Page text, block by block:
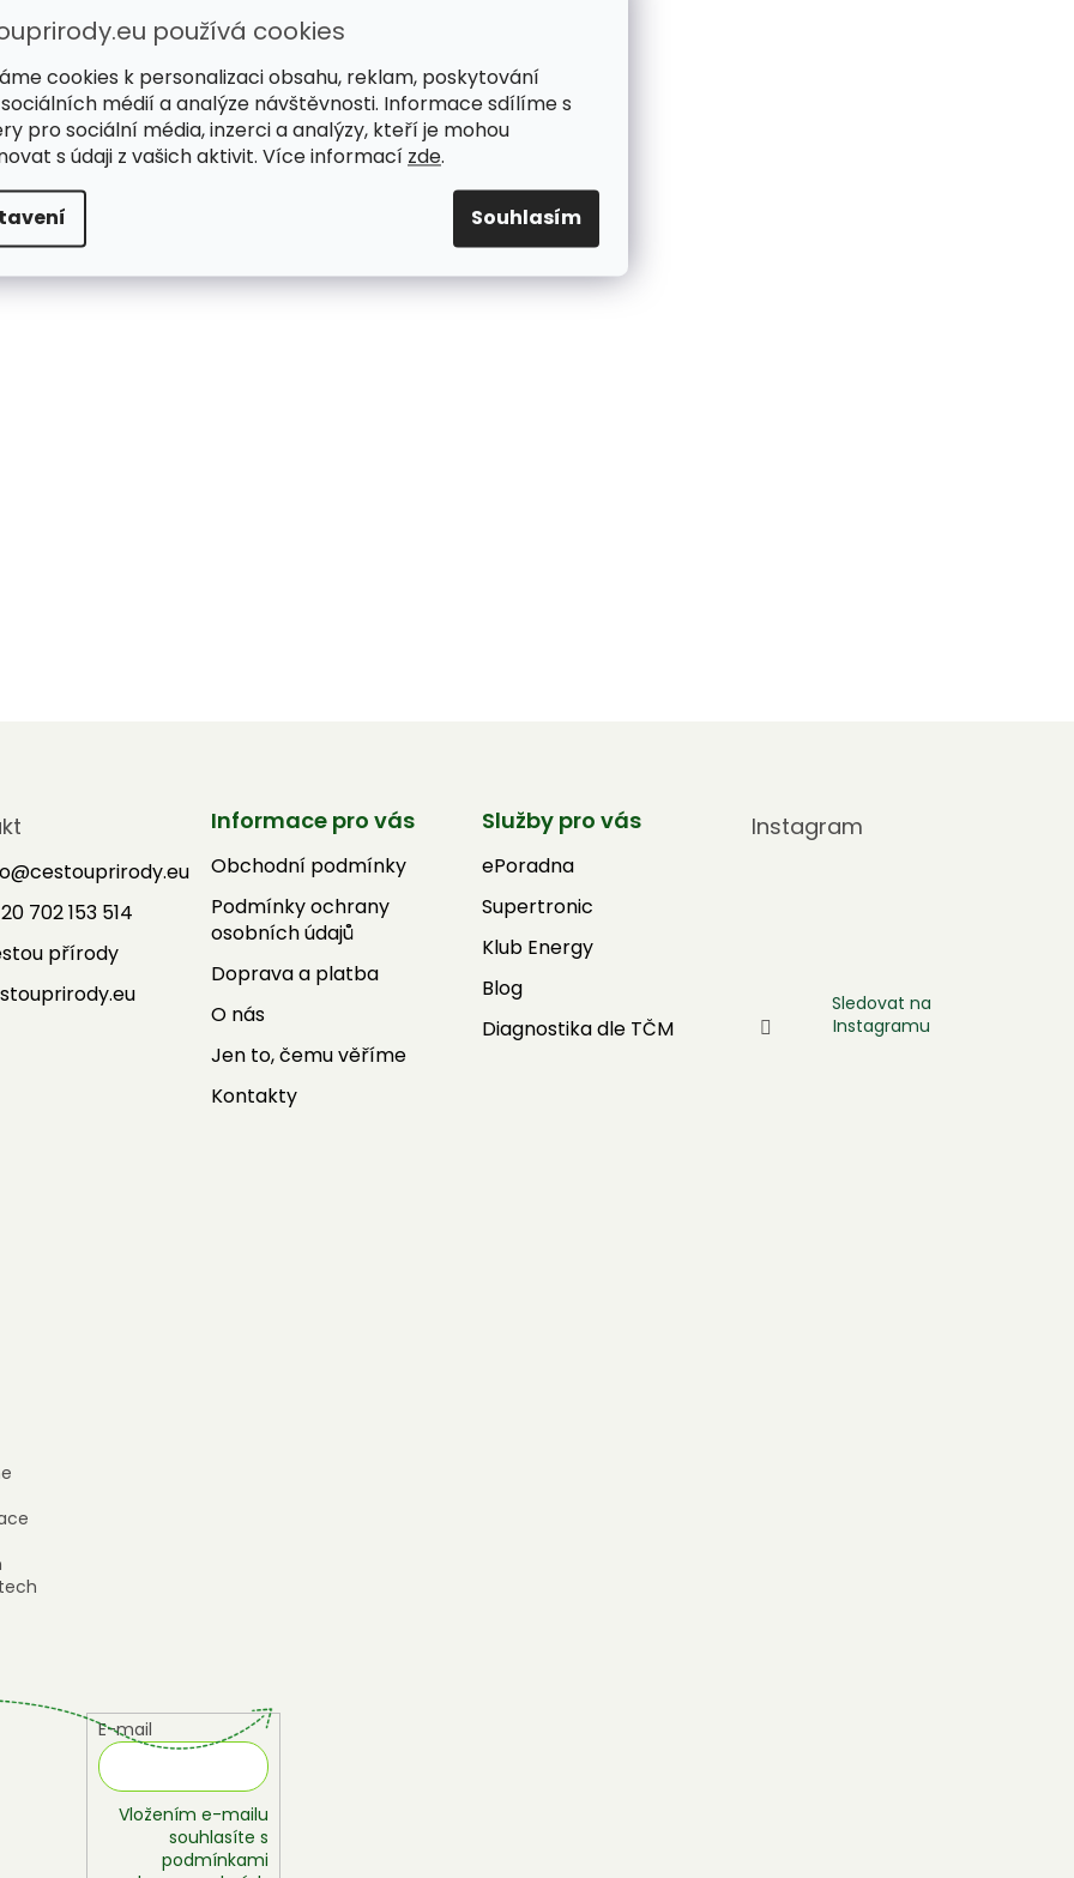
používá cookies
cookies k personalizaci obsahu, reklam, poskytování
médií a analýze návštěvnosti. Informace sdílíme s
pro sociální média, inzerci a analýzy, kteří je mohou
s údaji z vašich aktivit. Více informací zde.
Souhlasím
@cestouprirody.eu
702 153 514
přírody
Informace pro vás
Obchodní podmínky
Podmínky ochrany
osobních údajů
Doprava a platba
O nás
Jen to, čemu věříme
Kontakty
Služby pro vás
ePoradna
Supertronic
Klub Energy
Blog
Diagnostika dle TČM
Instagram
Sledovat na
Instagramu
E-mail
Vložením e-mailu
souhlasíte s
podmínkami